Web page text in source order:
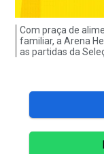
Com praça de
familiar, a Arena
as partidas da